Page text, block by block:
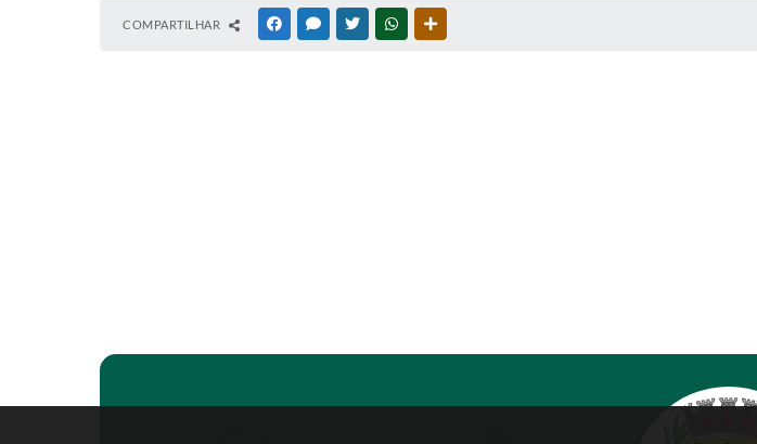
COMPARTILHAR FACEBOOKMESSENGER
TWITTERWHATSAPP